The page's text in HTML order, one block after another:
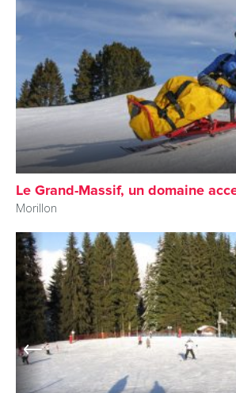
Le Grand-Massif, un domaine
Morillon